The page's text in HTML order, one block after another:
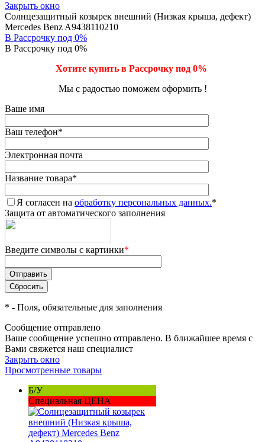
Закрыть окно
Солнцезащитный козырек внешний (Низкая крыша, дефект)
Mercedes Benz A9438110210
В Рассрочку под 0%
В Рассрочку под 0%
Хотите купить в Рассрочку под 0%
Мы с радостью поможем оформить !
Ваше имя
Ваш телефон*
Электронная почта
Название товара*
Я согласен на обработку персональных данных.*
Защита от автоматического заполнения
Введите символы с картинки*
* - Поля, обязательные для заполнения
Сообщение отправлено
Ваше сообщение успешно отправлено. В ближайшее время с
Вами свяжется наш специалист
Закрыть окно
Просмотренные товары
Б/У
Специальная ЦЕНА